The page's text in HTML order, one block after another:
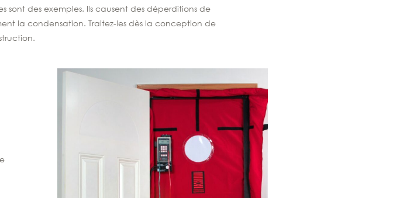
sont des exemples. Ils causent des déperditions de
la condensation. Traitez-les dès la conception de